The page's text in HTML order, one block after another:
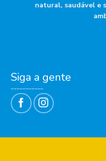
natural, saudável e
Siga a gente